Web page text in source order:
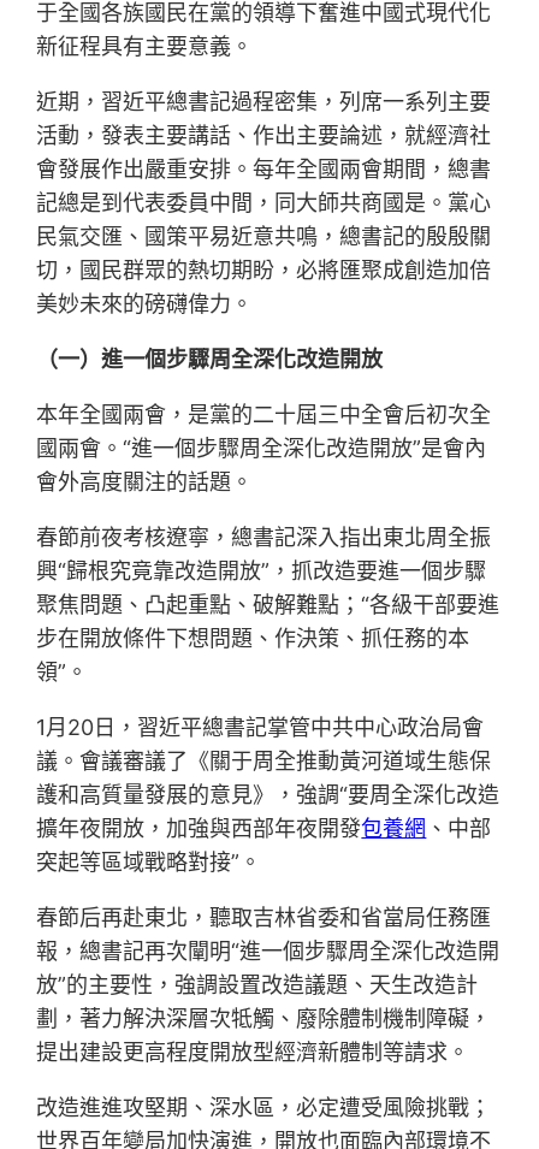
于全國各族國民在黨的領導下奮進中國式現代化
新征程具有主要意義。
近期，習近平總書記過程密集，列席一系列主要
活動，發表主要講話、作出主要論述，就經濟社
會發展作出嚴重安排。每年全國兩會期間，總書
記總是到代表委員中間，同大師共商國是。黨心
民氣交匯、國策平易近意共鳴，總書記的殷殷關
切，國民群眾的熱切期盼，必將匯聚成創造加倍
美妙未來的磅礴偉力。
（一）進一個步驟周全深化改造開放
本年全國兩會，是黨的二十屆三中全會后初次全
國兩會。“進一個步驟周全深化改造開放”是會內
會外高度關注的話題。
春節前夜考核遼寧，總書記深入指出東北周全振
興“歸根究竟靠改造開放”，抓改造要進一個步驟
聚焦問題、凸起重點、破解難點；“各級干部要進
步在開放條件下想問題、作決策、抓任務的本
領”。
1月20日，習近平總書記掌管中共中心政治局會
議。會議審議了《關于周全推動黃河道域生態保
護和高質量發展的意見》，強調“要周全深化改造
擴年夜開放，加強與西部年夜開發包養網 、中部
突起等區域戰略對接”。
春節后再赴東北，聽取吉林省委和省當局任務匯
報，總書記再次闡明“進一個步驟周全深化改造開
放”的主要性，強調設置改造議題、天生改造計
劃，著力解決深層次牴觸、廢除體制機制障礙，
提出建設更高程度開放型經濟新體制等請求。
改造進進攻堅期、深水區，必定遭受風險挑戰；
世界百年變局加快演進，開放也面臨內部環境不